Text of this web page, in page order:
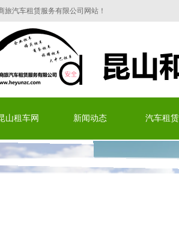
旅汽车租赁服务有限公司网站！
商旅汽车租赁服务有
山租车网 新闻动态 汽车租赁